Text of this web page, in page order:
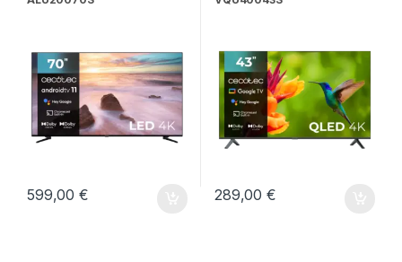
599,00€ 289,00€